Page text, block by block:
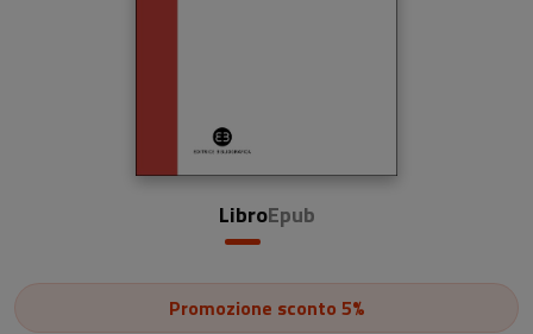
LibroEpub
Promozione sconto 5%